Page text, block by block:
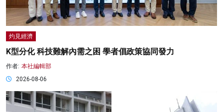
灼見經濟
K型分化 科技難解內需之困 學者倡政策協同發力
作者: 本社編輯部
2026-08-06